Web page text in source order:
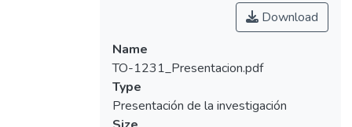
carillas de porcelana en la asignatura de
Para la elaboración de la herramienta
multimedia la información se recolectó de
forma manual en bibliotecas y revistas,
luego se elaboró la herramienta contando
con un profesional de medios para el diseño
Download
Name
TO-1231_Presentacion.pdf
Type
Presentación de la investigación